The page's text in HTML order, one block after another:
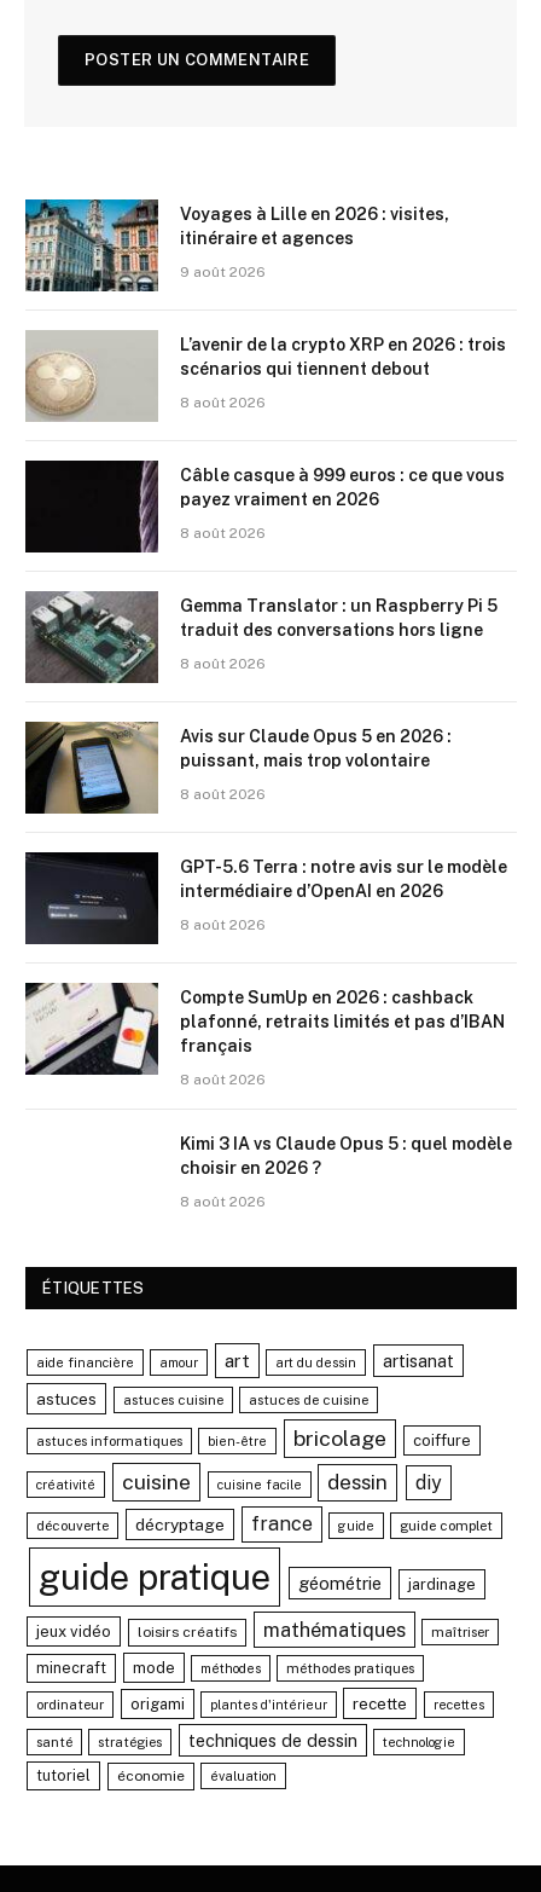
Voyages à Lille en 2026 : visites,
itinéraire et agences
9 août 2026
L’avenir de la crypto XRP en 2026 : trois
scénarios qui tiennent debout
8 août 2026
Câble casque à 999 euros : ce que vous
payez vraiment en 2026
8 août 2026
Gemma Translator : un Raspberry Pi 5
traduit des conversations hors ligne
8 août 2026
Avis sur Claude Opus 5 en 2026 :
puissant, mais trop volontaire
8 août 2026
GPT-5.6 Terra : notre avis sur le modèle
intermédiaire d’OpenAI en 2026
8 août 2026
Compte SumUp en 2026 : cashback
plafonné, retraits limités et pas d’IBAN
français
8 août 2026
Kimi 3 IA vs Claude Opus 5 : quel modèle
choisir en 2026 ?
8 août 2026
ÉTIQUETTES
aide financière amour art art du dessin artisanat
astuces astuces cuisine astuces de cuisine
astuces informatiques bien-être bricolage coiffure
créativité cuisine cuisine facile dessin diy
découverte décryptage france guide guide complet
guide pratique géométrie jardinage
jeux vidéo loisirs créatifs mathématiques maîtriser
minecraft mode méthodes méthodes pratiques
ordinateur origami plantes d'intérieur recette recettes
santé stratégies techniques de dessin technologie
tutoriel économie évaluation